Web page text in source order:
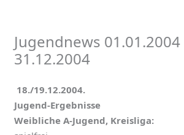
Jugendnews 01.01.2004
31.12.2004
18./19.12.2004.
Jugend-Ergebnisse
Weibliche A-Jugend, Kreisliga: